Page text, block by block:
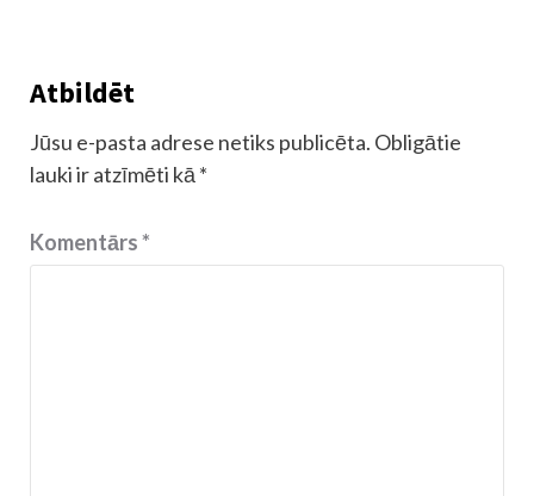
Atbildēt
Jūsu e-pasta adrese netiks publicēta. Obligātie
lauki ir atzīmēti kā *
Komentārs*